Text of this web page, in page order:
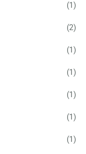
(1)
(2)
(1)
(1)
(1)
(1)
(1)